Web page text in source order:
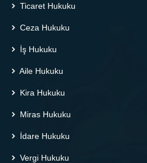
Ticaret Hukuku
Ceza Hukuku
İş Hukuku
Aile Hukuku
Kira Hukuku
Miras Hukuku
İdare Hukuku
Vergi Hukuku